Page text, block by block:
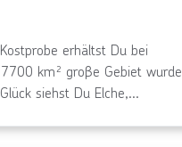
erhältst Du bei
km² groβe Gebiet wurde
siehst Du Elche,